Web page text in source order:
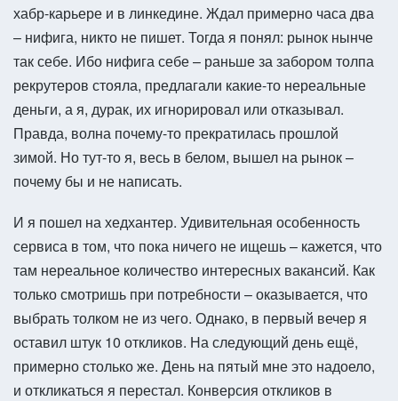
хабр-карьере и в линкедине. Ждал примерно часа два
– нифига, никто не пишет. Тогда я понял: рынок нынче
так себе. Ибо нифига себе – раньше за забором толпа
рекрутеров стояла, предлагали какие-то нереальные
деньги, а я, дурак, их игнорировал или отказывал.
Правда, волна почему-то прекратилась прошлой
зимой. Но тут-то я, весь в белом, вышел на рынок –
почему бы и не написать.
И я пошел на хедхантер. Удивительная особенность
сервиса в том, что пока ничего не ищешь – кажется, что
там нереальное количество интересных вакансий. Как
только смотришь при потребности – оказывается, что
выбрать толком не из чего. Однако, в первый вечер я
оставил штук 10 откликов. На следующий день ещё,
примерно столько же. День на пятый мне это надоело,
и откликаться я перестал. Конверсия откликов в